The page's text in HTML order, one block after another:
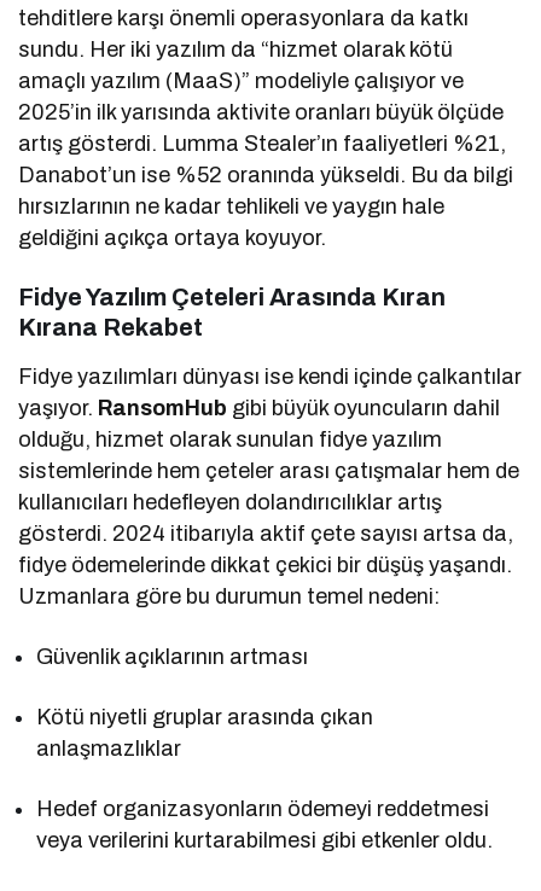
tehditlere karşı önemli operasyonlara da katkı
sundu. Her iki yazılım da “hizmet olarak kötü
amaçlı yazılım (MaaS)” modeliyle çalışıyor ve
2025’in ilk yarısında aktivite oranları büyük ölçüde
artış gösterdi. Lumma Stealer’ın faaliyetleri %21,
Danabot’un ise %52 oranında yükseldi. Bu da bilgi
hırsızlarının ne kadar tehlikeli ve yaygın hale
geldiğini açıkça ortaya koyuyor.
Fidye Yazılım Çeteleri Arasında Kıran
Kırana Rekabet
Fidye yazılımları dünyası ise kendi içinde çalkantılar
yaşıyor. RansomHub gibi büyük oyuncuların dahil
olduğu, hizmet olarak sunulan fidye yazılım
sistemlerinde hem çeteler arası çatışmalar hem de
kullanıcıları hedefleyen dolandırıcılıklar artış
gösterdi. 2024 itibarıyla aktif çete sayısı artsa da,
fidye ödemelerinde dikkat çekici bir düşüş yaşandı.
Uzmanlara göre bu durumun temel nedeni:
Güvenlik açıklarının artması
Kötü niyetli gruplar arasında çıkan
anlaşmazlıklar
Hedef organizasyonların ödemeyi reddetmesi
veya verilerini kurtarabilmesi gibi etkenler oldu.